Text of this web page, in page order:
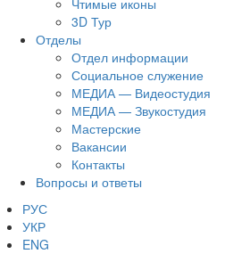
Чтимые иконы
3D Тур
Отделы
Отдел информации
Социальное служение
МЕДИА — Видеостудия
МЕДИА — Звукостудия
Мастерские
Вакансии
Контакты
Вопросы и ответы
РУС
УКР
ENG